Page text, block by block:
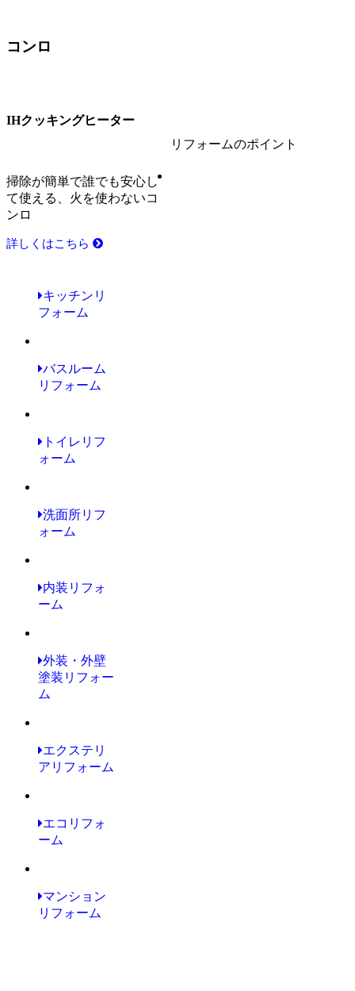
コンロ
IHクッキングヒーター
掃除が簡単で誰でも安心し
て使える、火を使わないコ
ンロ
詳しくはこちら
リフォームのポイント
キッチンリ
フォーム
バスルーム
リフォーム
トイレリフ
ォーム
洗面所リフ
ォーム
内装リフォ
ーム
外装・外壁
塗装リフォー
ム
エクステリ
アリフォーム
エコリフォ
ーム
マンション
リフォーム